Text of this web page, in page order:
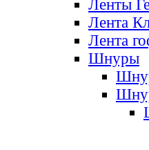
Ленты
Лента
Лента
Шнуры